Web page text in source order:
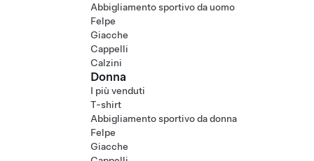
Abbigliamento sportivo da uomo
Felpe
Giacche
Cappelli
Calzini
Donna
I più venduti
T-shirt
Abbigliamento sportivo da donna
Felpe
Giacche